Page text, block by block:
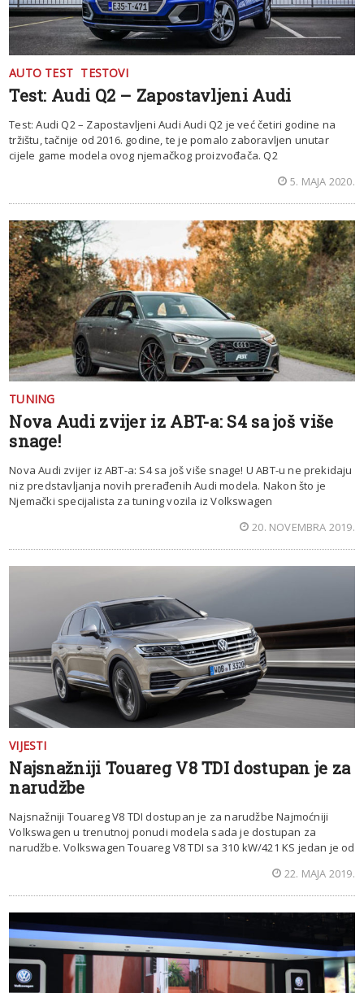
AUTO TEST TESTOVI
Test: Audi Q2 – Zapostavljeni Audi
Test: Audi Q2 – Zapostavljeni Audi Audi Q2 je već četiri godine na
tržištu, tačnije od 2016. godine, te je pomalo zaboravljen unutar
cijele game modela ovog njemačkog proizvođača. Q2
5. MAJA 2020.
TUNING
Nova Audi zvijer iz ABT-a: S4 sa još više
snage!
Nova Audi zvijer iz ABT-a: S4 sa još više snage! U ABT-u ne prekidaju
niz predstavljanja novih prerađenih Audi modela. Nakon što je
Njemački specijalista za tuning vozila iz Volkswagen
20. NOVEMBRA 2019.
VIJESTI
Najsnažniji Touareg V8 TDI dostupan je za
narudžbe
Najsnažniji Touareg V8 TDI dostupan je za narudžbe Najmoćniji
Volkswagen u trenutnoj ponudi modela sada je dostupan za
narudžbe. Volkswagen Touareg V8 TDI sa 310 kW/421 KS jedan je od
22. MAJA 2019.